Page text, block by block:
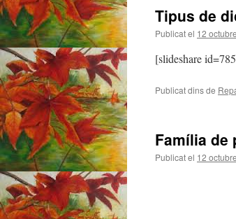
Tipus de
Publicat el 12
[slideshare
Publicat dins de
Família de
Publicat el 12